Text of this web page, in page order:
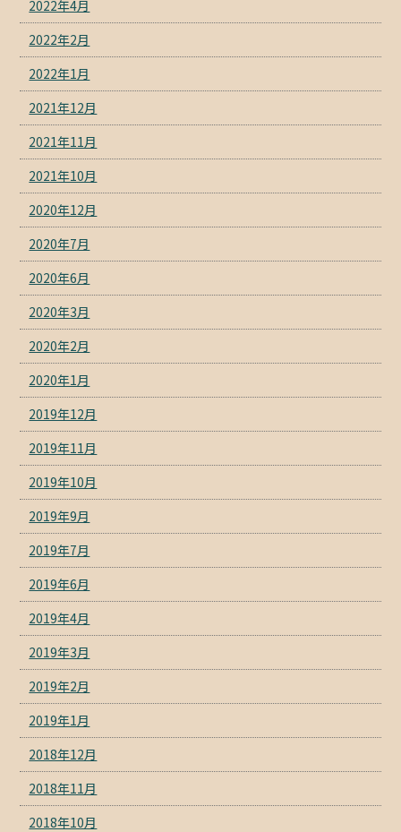
2022年4月
2022年2月
2022年1月
2021年12月
2021年11月
2021年10月
2020年12月
2020年7月
2020年6月
2020年3月
2020年2月
2020年1月
2019年12月
2019年11月
2019年10月
2019年9月
2019年7月
2019年6月
2019年4月
2019年3月
2019年2月
2019年1月
2018年12月
2018年11月
2018年10月